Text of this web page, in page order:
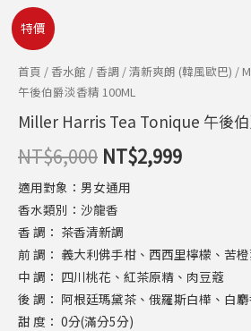
特價
首頁 / 香水館 / 香調 /清新爽朗 (韓風歐巴) /
午後伯爵淡香精 100ML
Miller Harris Tea Tonique 午後
NT$6,000
始
價
格：
NT$6,000。
NT$2,999
前
格：
適用對象：男女通用
香水類別：沙龍香
香 調： 茶香清新調
前 調： 義大利佛手柑、西西里檸檬、苦
中 調： 四川桃花、紅茶原精、肉豆蔻
後 調： 阿根廷瑪黛茶、俄羅斯白樺、白
甜 度： 0分(滿分5分)
Miller
Harris
Tea
Tonique
午
伯
爵
淡
香
精
100ML
數
量